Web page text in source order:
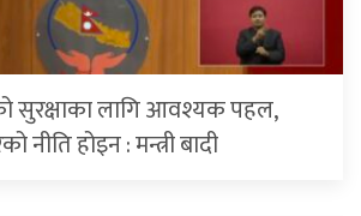
सुरक्षाका लागि आवश्यक पहल,
नीति होइन : मन्त्री बादी